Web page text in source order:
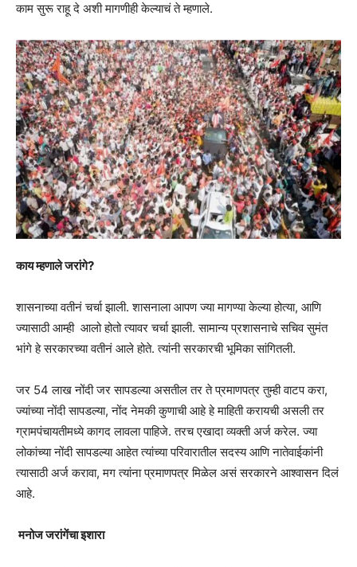
काम सुरू राहू दे अशी मागणीही केल्याचं ते म्हणाले.
काय म्हणाले जरांगे?
शासनाच्या वतीनं चर्चा झाली. शासनाला आपण ज्या मागण्या केल्या होत्या, आणि
ज्यासाठी आम्ही आलो होतो त्यावर चर्चा झाली. सामान्य प्रशासनाचे सचिव सुमंत
भांगे हे सरकारच्या वतीनं आले होते. त्यांनी सरकारची भूमिका सांगितली.
जर 54 लाख नोंदी जर सापडल्या असतील तर ते प्रमाणपत्र तुम्ही वाटप करा,
ज्यांच्या नोंदी सापडल्या, नोंद नेमकी कुणाची आहे हे माहिती करायची असली तर
ग्रामपंचायतीमध्ये कागद लावला पाहिजे. तरच एखादा व्यक्ती अर्ज करेल. ज्या
लोकांच्या नोंदी सापडल्या आहेत त्यांच्या परिवारातील सदस्य आणि नातेवाईकांनी
त्यासाठी अर्ज करावा, मग त्यांना प्रमाणपत्र मिळेल असं सरकारने आश्वासन दिलं
आहे.
मनोज जरांगेंचा इशारा